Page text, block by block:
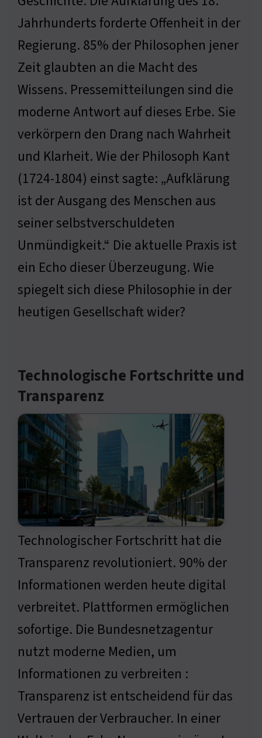
Jahrhunderts forderte Offenheit in der
Regierung. 85% der Philosophen jener
Zeit glaubten an die Macht des
Wissens. Pressemitteilungen sind die
moderne Antwort auf dieses Erbe. Sie
verkörpern den Drang nach Wahrheit
und Klarheit. Wie der Philosoph Kant
(1724-1804) einst sagte: „Aufklärung
ist der Ausgang des Menschen aus
seiner selbstverschuldeten
Unmündigkeit.“ Die aktuelle Praxis ist
ein Echo dieser Überzeugung. Wie
spiegelt sich diese Philosophie in der
heutigen Gesellschaft wider?
Technologische Fortschritte und
Transparenz
Technologischer Fortschritt hat die
Transparenz revolutioniert. 90% der
Informationen werden heute digital
verbreitet. Plattformen ermöglichen
sofortige. Die Bundesnetzagentur
nutzt moderne Medien, um
Informationen zu verbreiten :
Transparenz ist entscheidend für das
Vertrauen der Verbraucher. In einer